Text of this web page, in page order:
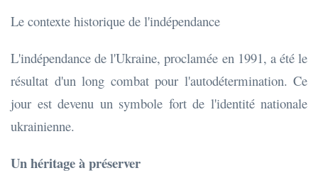
Le contexte historique de l'indépendance
L'indépendance de l'Ukraine, proclamée en 1991, a été le
résultat d'un long combat pour l'autodétermination. Ce
jour est devenu un symbole fort de l'identité nationale
ukrainienne.
Un héritage à préserver